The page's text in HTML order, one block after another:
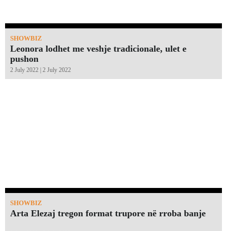
SHOWBIZ
Leonora lodhet me veshje tradicionale, ulet e
pushon
2 July 2022 | 2 July 2022
SHOWBIZ
Arta Elezaj tregon format trupore në rroba banje